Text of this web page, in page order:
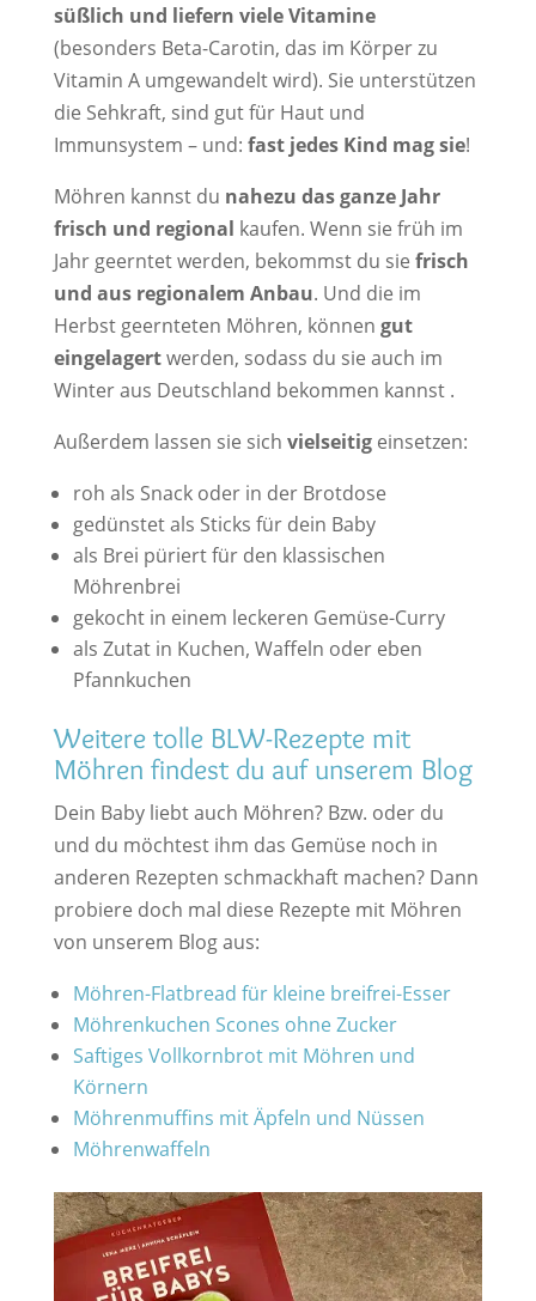
süßlich und liefern viele Vitamine
(besonders Beta-Carotin, das im Körper zu
Vitamin A umgewandelt wird). Sie unterstützen
die Sehkraft, sind gut für Haut und
Immunsystem – und: fast jedes Kind mag sie!
Möhren kannst du nahezu das ganze Jahr
frisch und regional kaufen. Wenn sie früh im
Jahr geerntet werden, bekommst du sie frisch
und aus regionalem Anbau. Und die im
Herbst geernteten Möhren, können gut
eingelagertwerden, sodass du sie auch im
Winter aus Deutschland bekommen kannst .
Außerdem lassen sie sich vielseitigeinsetzen:
roh als Snack oder in der Brotdose
gedünstet als Sticks für dein Baby
als Brei püriert für den klassischen
Möhrenbrei
gekocht in einem leckeren Gemüse-Curry
als Zutat in Kuchen, Waffeln oder eben
Pfannkuchen
Weitere tolle BLW-Rezepte mit
Möhren findest du auf unserem Blog
Dein Baby liebt auch Möhren? Bzw. oder du
und du möchtest ihm das Gemüse noch in
anderen Rezepten schmackhaft machen? Dann
probiere doch mal diese Rezepte mit Möhren
von unserem Blog aus:
Möhren-Flatbread für kleine breifrei-Esser
Möhrenkuchen Scones ohne Zucker
Saftiges Vollkornbrot mit Möhren und
Körnern
Möhrenmuffins mit Äpfeln und Nüssen
Möhrenwaffeln